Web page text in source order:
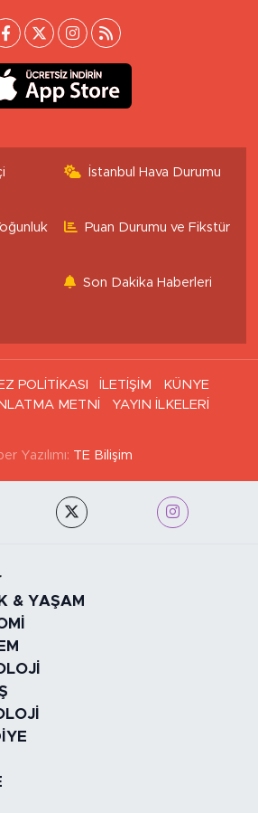
İstanbul Hava Durumu
Puan Durumu ve Fikstür
Son Dakika Haberleri
POLİTİKASI İLETİŞİM
KÜNYE
METNİ
YAYIN İLKELERİ
Yazılımı: TE Bilişim
& YAŞAM